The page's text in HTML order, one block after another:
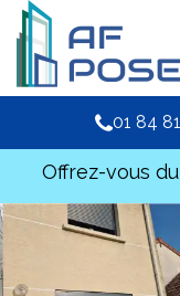
01 84
Offrez-vous du